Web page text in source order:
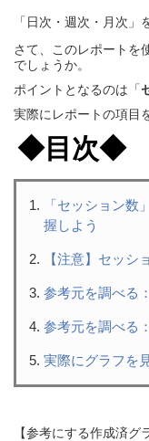
「日次・ 週次・月次」
さて、このレポートを
でしょうか。
ポイントとなるのは「
実際にレポートの項目
◆目次◆
「セッション数
握しよう
【注意】セッシ
参考元を調べる
参考元を調べる
実際にグラフを
【参考にする作成済グ